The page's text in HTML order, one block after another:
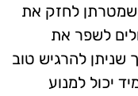
שמטרתן לחזק את
לשפר את
שניתן להרגיש טוב
יכול למנוע